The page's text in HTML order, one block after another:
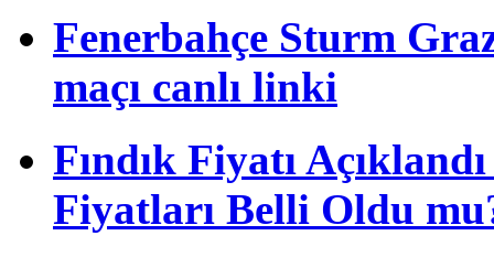
Fenerbahçe Sturm
maçı canlı linki
Fındık Fiyatı
Fiyatları Belli Oldu